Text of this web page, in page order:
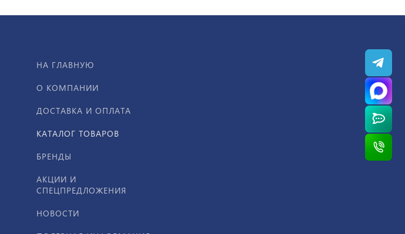
НА ГЛАВНУЮ
О КОМПАНИИ
ДОСТАВКА И ОПЛАТА
КАТАЛОГ ТОВАРОВ
БРЕНДЫ
АКЦИИ И
СПЕЦПРЕДЛОЖЕНИЯ
НОВОСТИ